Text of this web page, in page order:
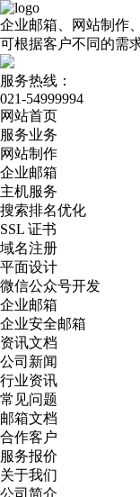
企业邮箱、网站制作
可根据客户不同的需
服务热线：
021-54999994
网站首页
服务业务
网站制作
企业邮箱
主机服务
搜索排名优化
SSL 证书
域名注册
平面设计
微信公众号开发
企业邮箱
企业安全邮箱
资讯文档
公司新闻
行业资讯
常见问题
邮箱文档
合作客户
服务报价
关于我们
公司简介